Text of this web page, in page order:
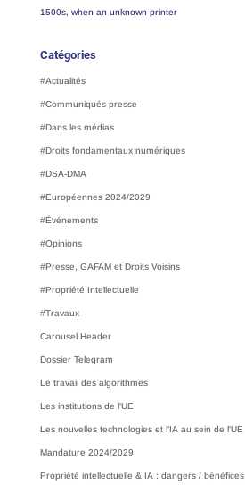
1500s, when an unknown printer
Catégories
#Actualités
#Communiqués presse
#Dans les médias
#Droits fondamentaux numériques
#DSA-DMA
#Européennes 2024/2029
#Événements
#Opinions
#Presse, GAFAM et Droits Voisins
#Propriété Intellectuelle
#Travaux
Carousel Header
Dossier Telegram
Le travail des algorithmes
Les institutions de l'UE
Les nouvelles technologies et l'IA au sein de l'UE
Mandature 2024/2029
Propriété intellectuelle & IA : dangers / bénéfices